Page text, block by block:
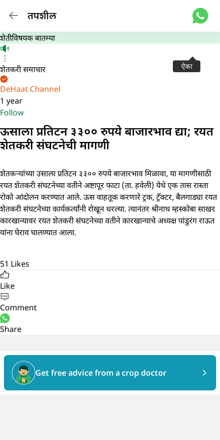
तपशील
ऐका
शेतीविषयक बातम्या
शेतकरी समाचार
DeHaat Channel
1 year
Follow
ऊसाला प्रतिटन ३३०० रुपये बाजारभाव द्या; रयत
शेतकरी संघटनेची मागणी
शेतकऱ्यांच्या उसाला प्रतिटन ३३०० रुपये बाजारभाव मिळावा, या मागणीसाठी
रयत शेतकरी संघटनेच्या वतीने अष्टापूर फाटा (ता. हवेली) येथे एक तास रास्ता
रोको आंदोलन करण्यात आले. ऊस वाहतूक करणारे ट्रक, ट्रॅक्टर, बैलगाड्या रयत
शेतकरी संघटनेच्या कार्यकर्त्यांनी रोखून धरल्या. त्यानंतर श्रीनाथ म्हस्कोबा साखर
कारखान्यावर रयत शेतकरी संघटनेच्या वतीने कारखान्याचे अध्यक्ष पांडुरंग राऊत
यांना घेराव घालण्यात आला.
51 Likes
Like
Comment
Share
Get free advice from a crop doctor